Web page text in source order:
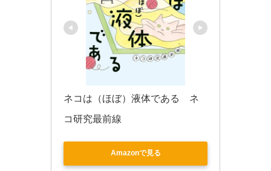
ネコは（ほぼ）液体である　ネ
コ研究最前線
Amazonで見る